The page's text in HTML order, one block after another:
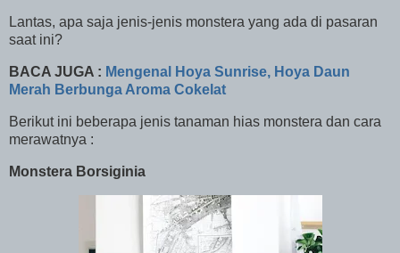
Lantas, apa saja jenis-jenis monstera yang ada di pasaran
saat ini?
BACA JUGA : Mengenal Hoya Sunrise, Hoya Daun
Merah Berbunga Aroma Cokelat
Berikut ini beberapa jenis tanaman hias monstera dan cara
merawatnya :
Monstera Borsiginia